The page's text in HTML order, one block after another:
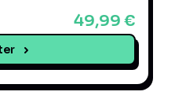
49,99 €